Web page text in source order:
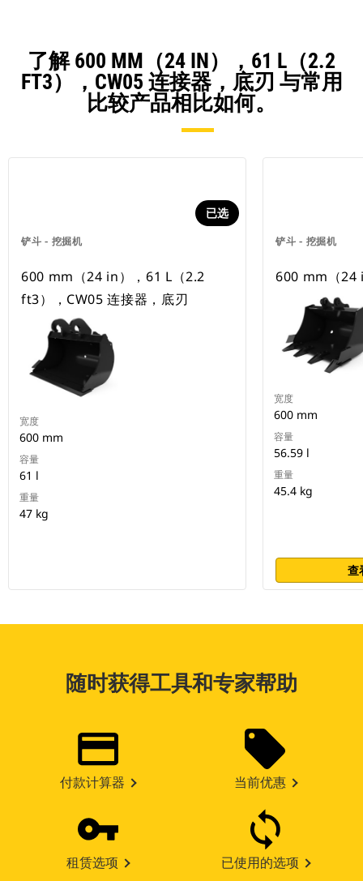
了解 600 MM（24 IN），61 L（2.2
FT3），CW05 连接器，底刃 与常用
比较产品相比如何。
铲斗 - 挖掘机
已选
600 mm（24 in），61 L（2.2
ft3），CW05 连接器，底刃
宽度
600 mm
容量
61 l
重量
47 kg
铲斗 - 挖掘机
600 mm（24
宽度
600 mm
容量
56.59 l
重量
45.4 kg
查
随时获得工具和专家帮助
付款计算器 当前优惠
租赁选项 已使用的选项